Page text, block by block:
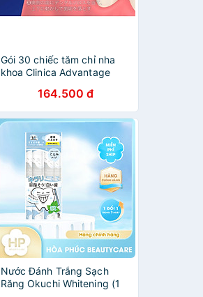
Gói 30 chiếc tăm chỉ nha
khoa Clinica Advantage
Nhật Bản164.500 đ
Nước Đánh Trắng Sạch
Răng Okuchi Whitening (1